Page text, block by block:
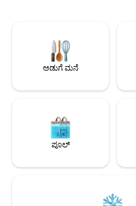
ಸಾಹಸಕ್ಕಾಗಿ ಕಯಾಕ್‌ಗಳನ್ನು ತೆಗೆದುಕೊಂಡು
ನಂತರ ಸಂಪೂರ್ಣ ಗೌಪ್ಯತೆಯಲ್ಲಿ ನಕ್ಷತ್ರಗಳ ಕೆಳಗೆ
ಶಾಂತ ಸಂಜೆಗಳಿಗೆ ಹಿಂತಿರುಗಿ. ಲಾಸ್ ಒಲಾಸ್
ಬೌಲೆವಾರ್ಡ್ ಮತ್ತು ಬೀಚ್‌ನಿಂದ ಕೆಲವೇ
ಅಡುಗೆ ಮನೆ
ಪೂಲ್